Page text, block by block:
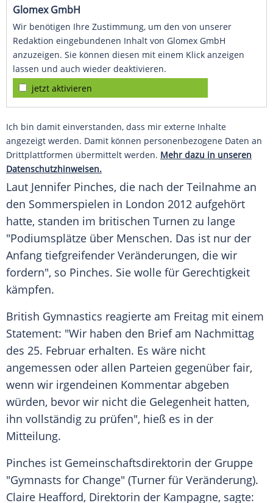
Glomex GmbH
Wir benötigen Ihre Zustimmung, um den von unserer
Redaktion eingebundenen Inhalt von Glomex GmbH
anzuzeigen. Sie können diesen mit einem Klick anzeigen
lassen und auch wieder deaktivieren.
jetzt aktivieren
Ich bin damit einverstanden, dass mir externe Inhalte
angezeigt werden. Damit können personenbezogene Daten an
Drittplattformen übermittelt werden. Mehr dazu in unseren
Datenschutzhinweisen.
Laut Jennifer Pinches, die nach der Teilnahme an
den Sommerspielen in London 2012 aufgehört
hatte, standen im britischen Turnen zu lange
"Podiumsplätze über Menschen. Das ist nur der
Anfang tiefgreifender Veränderungen, die wir
fordern", so Pinches. Sie wolle für Gerechtigkeit
kämpfen.
British Gymnastics reagierte am Freitag mit einem
Statement: "Wir haben den Brief am Nachmittag
des 25. Februar erhalten. Es wäre nicht
angemessen oder allen Parteien gegenüber fair,
wenn wir irgendeinen Kommentar abgeben
würden, bevor wir nicht die Gelegenheit hatten,
ihn vollständig zu prüfen", hieß es in der
Mitteilung.
Pinches ist Gemeinschaftsdirektorin der Gruppe
"Gymnasts for Change" (Turner für Veränderung).
Claire Heafford, Direktorin der Kampagne, sagte: